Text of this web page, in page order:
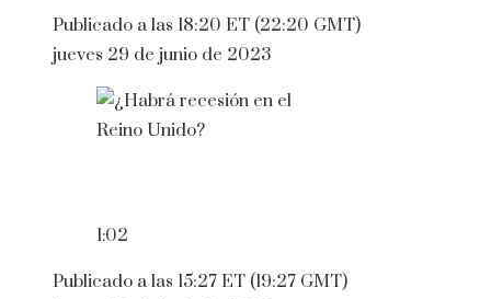
Publicado a las 18:20 ET (22:20 GMT)
jueves 29 de junio de 2023
1:02
Publicado a las 15:27 ET (19:27 GMT)